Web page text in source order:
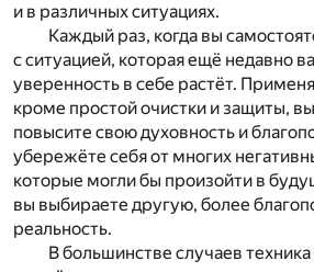
и в различных ситуациях.
Каждый раз, когда вы
с ситуацией, которая ещё недавно
уверенность в себе растёт.
кроме простой очистки и защиты,
повысите свою духовность и
убережёте себя от многих
которые могли бы произойти в
вы выбираете другую, более
реальность.
В большинстве случаев